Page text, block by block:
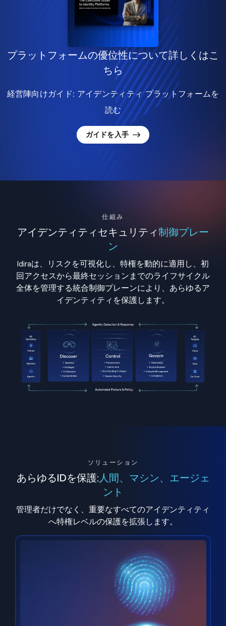
プラットフォームの優位性について詳しくはこ
ちら
経営陣向けガイド: アイデンティティ プラットフォームを
読む
ガイドを入手
仕組み
アイデンティティセキュリティ制御プレー
ン
Idiraは、リスクを可視化し、特権を動的に適用し、初
回アクセスから最終セッションまでのライフサイクル
全体を管理する統合制御プレーンにより、あらゆるア
イデンティティを保護します。
ソリューション
あらゆるIDを保護: 人間、マシン、エージェ
ント
管理者だけでなく、重要なすべてのアイデンティティ
へ特権レベルの保護を拡張します。